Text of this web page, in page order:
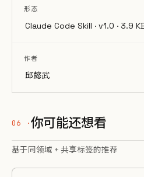
形态
Claude Code Skill · v1.0 · 3.9
作者
邱懿武
你可能还想看
基于同领域 + 共享标签的推荐